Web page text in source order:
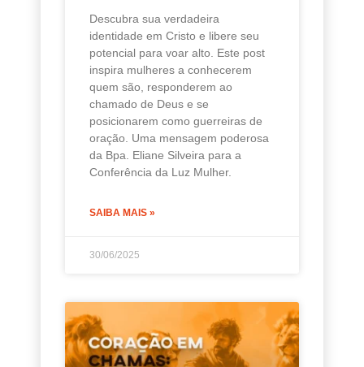
Descubra sua verdadeira
identidade em Cristo e libere seu
potencial para voar alto. Este post
inspira mulheres a conhecerem
quem são, responderem ao
chamado de Deus e se
posicionarem como guerreiras de
oração. Uma mensagem poderosa
da Bpa. Eliane Silveira para a
Conferência da Luz Mulher.
SAIBA MAIS »
30/06/2025